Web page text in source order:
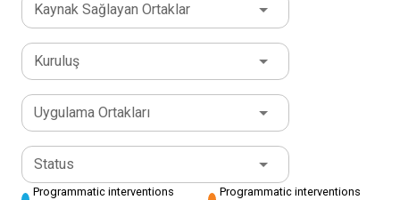
Kaynak Sağlayan Ortaklar
Kuruluş
Uygulama Ortakları
Status
Programmatic interventions
Programmatic interventions